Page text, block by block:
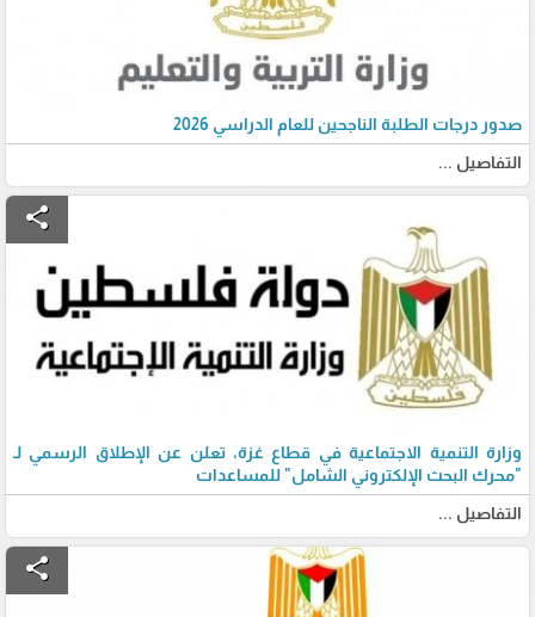
صدور درجات الطلبة الناجحين للعام الدراسي 2026
التفاصيل ...
share
وزارة التنمية الاجتماعية في قطاع غزة، تعلن عن الإطلاق الرسمي لـ
"محرك البحث الإلكتروني الشامل" للمساعدات
التفاصيل ...
share